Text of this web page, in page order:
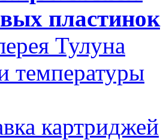
пластинок
Тулуна
температуры
картриджей